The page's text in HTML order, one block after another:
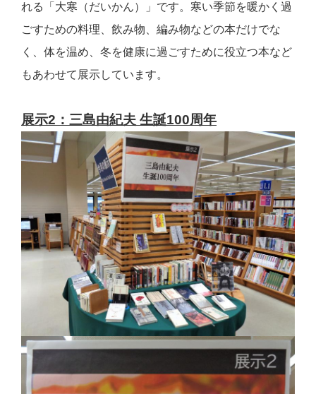
れる「大寒（だいかん）」です。寒い季節を暖かく過
ごすための料理、飲み物、編み物などの本だけでな
く、体を温め、冬を健康に過ごすために役立つ本など
もあわせて展示しています。
展示2：三島由紀夫 生誕100周年